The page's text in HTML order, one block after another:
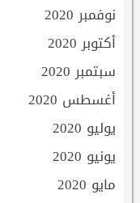
نوفمبر 2020
أكتوبر 2020
سبتمبر 2020
أغسطس 2020
يوليو 2020
يونيو 2020
مايو 2020